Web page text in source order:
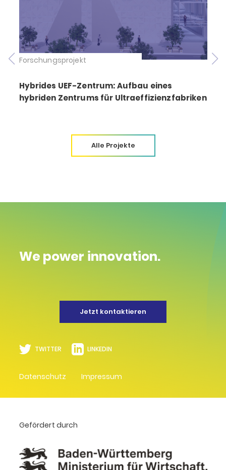
Forschungsprojekt
Hybrides UEF-Zentrum: Aufbau eines
hybriden Zentrums für Ultraeffizienzfabriken
Alle Projekte
We power innovation.
Jetzt kontaktieren
TWITTER LINKEDIN
Datenschutz Impressum
Gefördert durch